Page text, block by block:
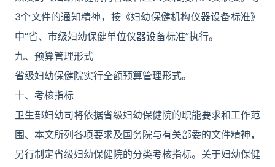
3个文件的通知精神，按《妇幼保健机构仪器设备标准》
中“省、市级妇幼保健单位仪器设备标准”执行。
九、预算管理形式
省级妇幼保健院实行全额预算管理形式。
十、考核指标
卫生部妇幼司将依据省级妇幼保健院的职能要求和工作范
围、本文所列各项要求及国务院与有关部委的文件精神，
另行制定省级妇幼保健院的分类考核指标。关于妇幼保健